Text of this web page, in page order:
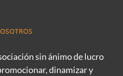
sin ánimo de lucro
dinamizar y